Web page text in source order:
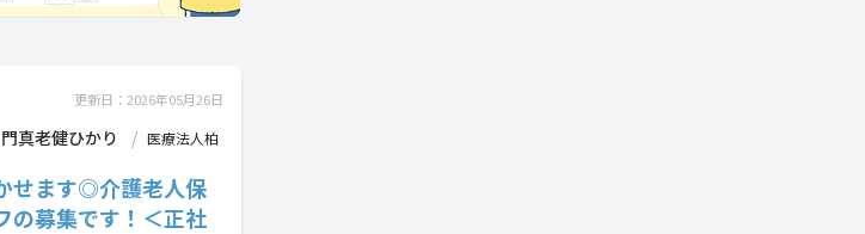
更新日：2026年05月26日
真老健ひかり
医療法人柏
せます◎介護老人保
の募集です！＜正社